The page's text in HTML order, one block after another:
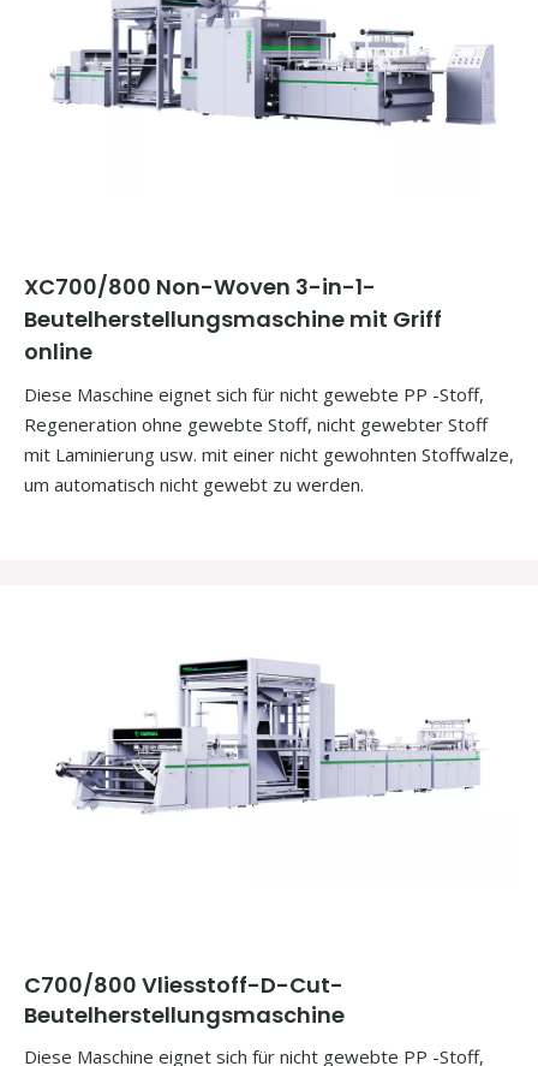
XC700/800 Non-Woven 3-in-1-
Beutelherstellungsmaschine mit Griff
online
Diese Maschine eignet sich für nicht gewebte PP -Stoff,
Regeneration ohne gewebte Stoff, nicht gewebter Stoff
mit Laminierung usw. mit einer nicht gewohnten Stoffwalze,
um automatisch nicht gewebt zu werden.
C700/800 Vliesstoff-D-Cut-
Beutelherstellungsmaschine
Diese Maschine eignet sich für nicht gewebte PP -Stoff,